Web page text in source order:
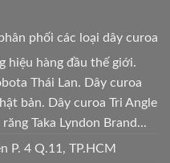
phối các loại dây curoa
hiệu hàng đầu thế giới.
Thái Lan. Dây curoa
bản. Dây curoa Tri Angle
Taka Lyndon Brand...
P. 4 Q.11, TP.HCM